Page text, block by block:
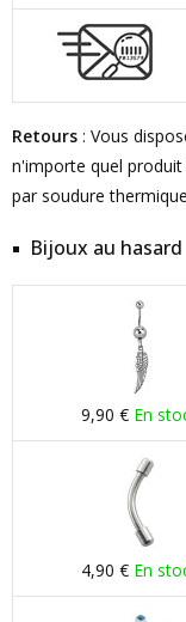
Retours : Vous
n'importe quel
par soudure
Bijoux au
9,90 € En
4,90 € En